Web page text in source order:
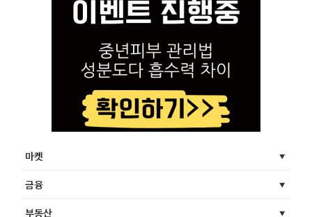
마켓
금융
부동산